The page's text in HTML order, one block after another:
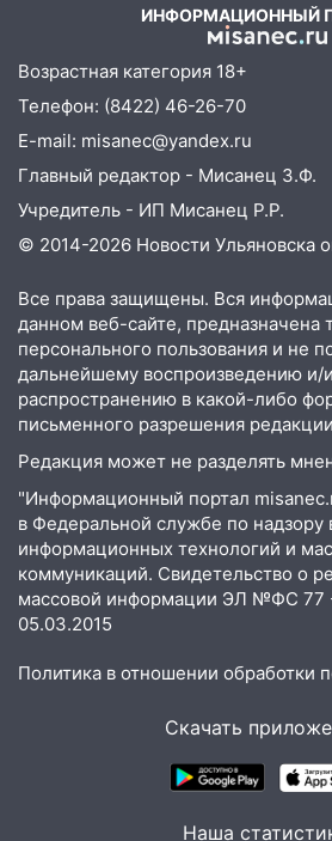
Пепелище на
Заволжье ульяновские
ликвидировали крупный
17:15 Прогноз погоды на
Ульяновской области
16:00 В Ульяновске во
Волге пропал известный
помощь в поисках
в Новом городе
15:12 В Ульяновске
многоэтажке
14:18 Гинеколог
молодые мамы
13:02 Соцсети: на улице
Люксембург дерево
автомобиль
13:00 «Благоприятный
знаков зодиака на
На проспекте
Ульяновске образовалось
крупный град
ИНФОРМАЦИОННЫЙ
Возрастная категория 18+
Телефон: (8422) 46-26-70
E-mail: misanec@yandex.ru
Главный редактор - Мисанец З.Ф.
Учредитель - ИП Мисанец Р.Р.
© 2014-2026 Новости Ульяновска
Все права защищены. Вся
данном веб-сайте, предназначена
персонального пользования и не
дальнейшему воспроизведению и/
распространению в какой-либо
письменного разрешения
Редакция может не разделять
"Информационный портал
в Федеральной службе по надзору
информационных технологий и
коммуникаций. Свидетельство о
массовой информации ЭЛ №ФС 77
05.03.2015
Политика в отношении обработки
Скачать
Наша